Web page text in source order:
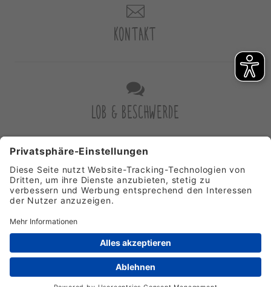
KONTAKT
LOB & BESCHWERDE
FORMULARE
© MVZ am Altonaer Kinderkrankenhaus GmbH